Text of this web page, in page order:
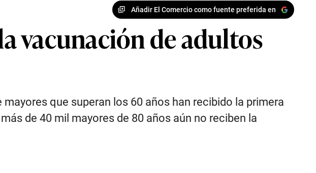
Añadir El Comercio como fuente preferida en
vacunación de adultos
que superan los 60 años han recibido la primera
de 40 mil mayores de 80 años aún no reciben la